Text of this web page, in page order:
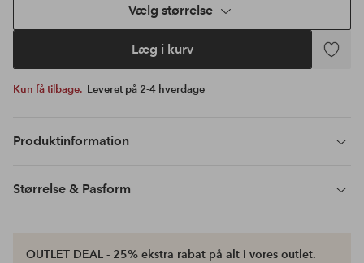
Vælg størrelse
Læg i kurv
Tilføj
Kun få tilbage. Leveret på 2-4 hverdage
Produktinformation
Størrelse & Pasform
OUTLET DEAL - 25% ekstra rabat på alt i vores outlet.